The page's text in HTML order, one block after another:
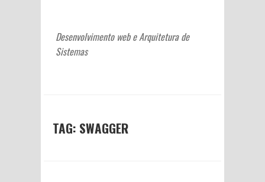
Desenvolvimento web e Arquitetura de
Sistemas
TAG: SWAGGER